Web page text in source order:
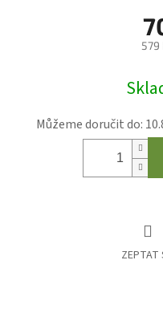
579
Můžeme doručit do:
ZEPTAT